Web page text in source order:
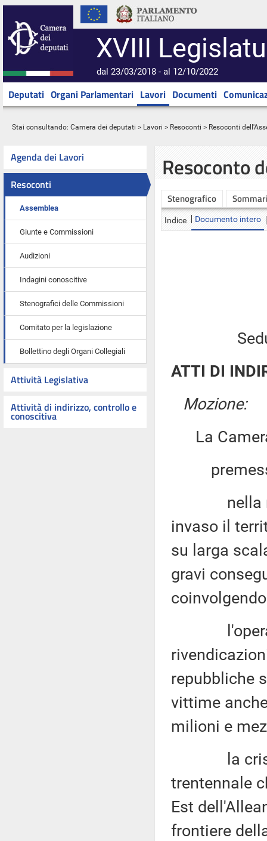
XVIII
dal 23/03/2018 - al 12/10/2022
Deputati Organi Parlamentari Lavori Documenti
Stai consultando: Camera dei deputati > Lavori > Resoconti > Resoconti
Agenda dei Lavori
Resoconti
Assemblea
Giunte e Commissioni
Audizioni
Indagini conoscitive
Stenografici delle Commissioni
Comitato per la legislazione
Bollettino degli Organi Collegiali
Attività Legislativa
Attività di indirizzo, controllo e
conoscitiva
Resoconto
Stenografico
Indice Documento intero
ATTI DI
Mozione:
La
nella
invaso il
su larga
gravi
repubbliche
vittime
milioni e
la crisi
trentennale
Est
frontiere